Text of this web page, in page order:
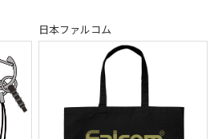
日本ファルコム